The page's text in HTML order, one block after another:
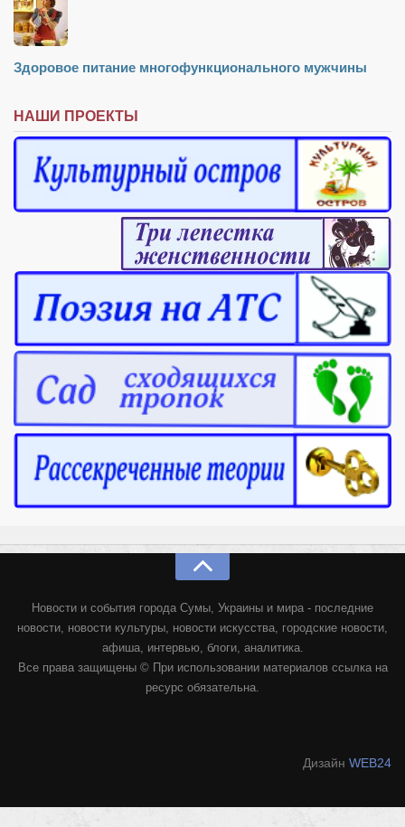
Здоровое питание многофункционального мужчины
НАШИ ПРОЕКТЫ
Новости и события города Сумы, Украины и мира - последние
новости, новости культуры, новости искусства, городские новости,
афиша, интервью, блоги, аналитика.
Все права защищены © При использовании материалов ссылка на
ресурс обязательна.
Дизайн WEB24